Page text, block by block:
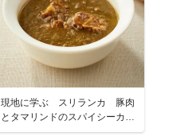
現地に学ぶ スリランカ 豚肉
とタマリンドのスパイシーカレ
ー １８０ｇ（１人前）